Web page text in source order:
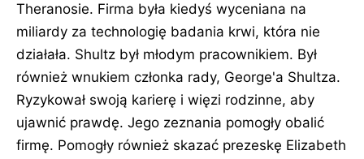
Theranosie. Firma była kiedyś wyceniana na
miliardy za technologię badania krwi, która nie
działała. Shultz był młodym pracownikiem. Był
również wnukiem członka rady, George'a Shultza.
Ryzykował swoją karierę i więzi rodzinne, aby
ujawnić prawdę. Jego zeznania pomogły obalić
firmę. Pomogły również skazać prezeskę Elizabeth